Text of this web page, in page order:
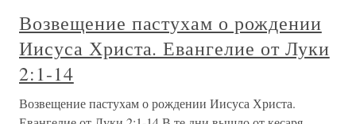
Возвещение пастухам о рождении
Иисуса Христа. Евангелие от Луки
2:1-14
Возвещение пастухам о рождении Иисуса Христа.